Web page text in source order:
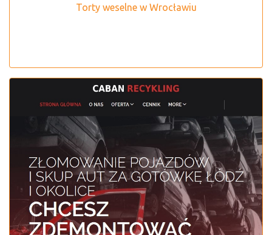
Torty weselne w Wrocławiu